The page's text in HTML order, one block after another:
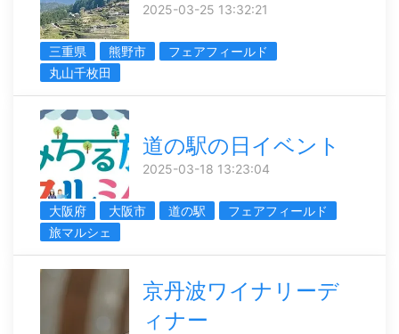
2025-03-25 13:32:21
三重県 熊野市
フェアフィールド
丸山千枚田
道の駅の日イベント
2025-03-18 13:23:04
大阪府 大阪市 道の駅
フェアフィールド
旅マルシェ
京丹波ワイナリーデ
ィナー